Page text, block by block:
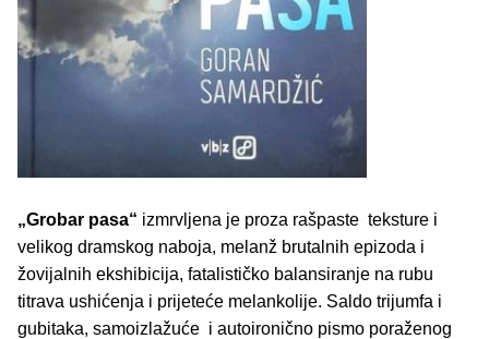
„Grobar pasa“ izmrvljena je proza rašpaste teksture i
velikog dramskog naboja, melanž brutalnih epizoda i
žovijalnih ekshibicija, fatalističko balansiranje na rubu
titrava ushićenja i prijeteće melankolije. Saldo trijumfa i
gubitaka, samoizlažuće i autoironično pismo poraženog